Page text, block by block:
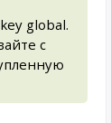
global.
с